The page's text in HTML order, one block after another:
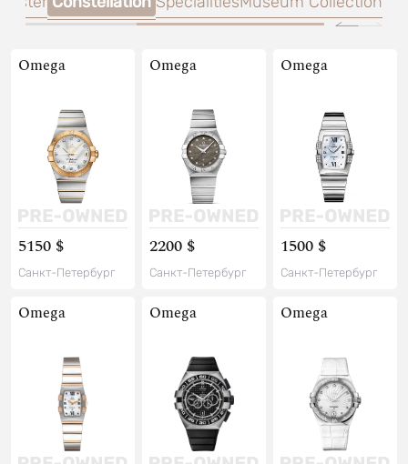
Omega
5150 $
Санкт-Петербург
Omega
2200 $
Санкт-Петербург
Omega
1500 $
Санкт-Петербург
Omega Omega Omega